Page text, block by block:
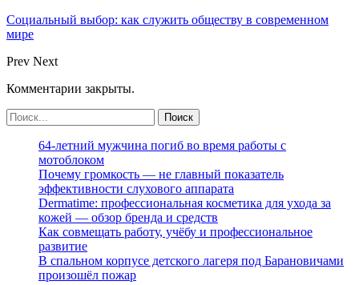
Социальный выбор: как служить обществу в современном
мире
Prev Next
Комментарии закрыты.
64-летний мужчина погиб во время работы с
мотоблоком
Почему громкость — не главный показатель
эффективности слухового аппарата
Dermatime: профессиональная косметика для ухода за
кожей — обзор бренда и средств
Как совмещать работу, учёбу и профессиональное
развитие
В спальном корпусе детского лагеря под Барановичами
произошёл пожар